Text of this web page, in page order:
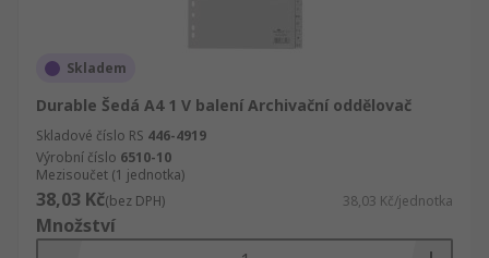
Skladem
Durable Šedá A4 1 V balení Archivační oddělovač
Skladové číslo RS 446-4919
Výrobní číslo 6510-10
Mezisoučet (1 jednotka)
38,03 Kč(bez DPH) 38,03 Kč/jednotka
Množství